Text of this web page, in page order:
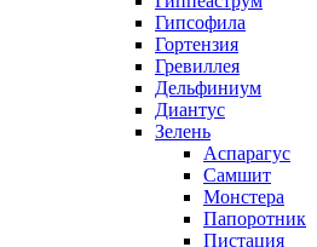
Гипсофила
Гортензия
Гревиллея
Дельфиниум
Диантус
Зелень
Аспарагус
Самшит
Монстера
Папоротник
Пистация